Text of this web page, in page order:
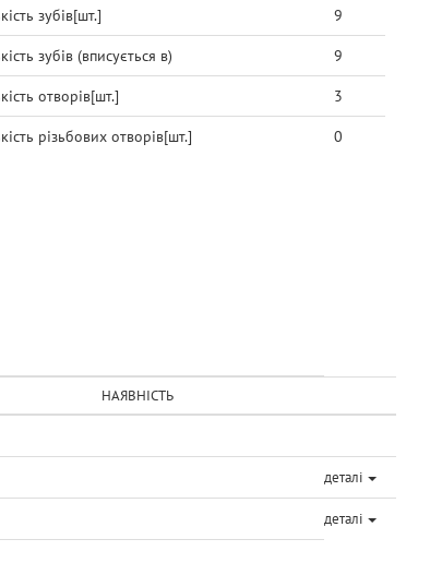
зубів[шт.] 9
зубів (вписується в) 9
отворів[шт.] 3
різьбових отворів[шт.] 0
НАЯВНІСТЬ
деталі
деталі